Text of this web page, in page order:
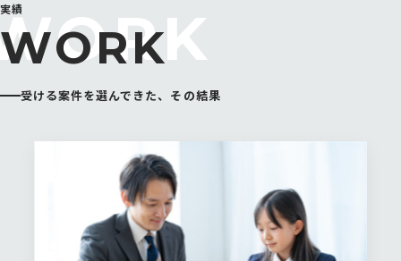
実績
WORK
受ける案件を選んできた、その結果